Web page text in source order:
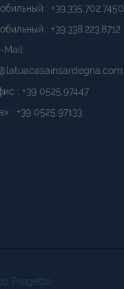
: +39.335.702.7450
: +39.338.223.8712
Mail:
: +39 0525.97447
: +39 0525.97133
Progetto